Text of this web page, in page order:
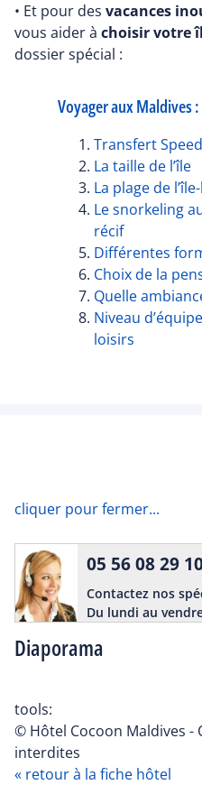
• Et pour des vacances
vous aider à choisir votre
dossier spécial :
Voyager aux Maldives
Transfert
La taille de l’île
La plage de
Le snorkeling
récif
Différentes
Choix de la
Quelle
Niveau
loisirs
cliquer pour fermer...
Diaporama
05 56 08 29
Contactez nos
Du lundi au
tools:
© Hôtel Cocoon Maldives -
interdites
« retour à la fiche hôtel